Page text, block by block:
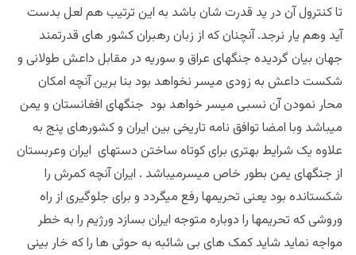
تا کنترول آن در ید قدرت شان باشد به این ترتیب هم لعل بدست
آید وهم یار نرجد. آنچنان که از زبان رهبران کشور های قدرتمند
جهان بیان گردیده جنگهای عراق و سوریه در مقابل داعش طولانی و
شکست داعش به زودی میسر نخواهد بود بنا برین آنچه امکان
محار نمودن آن نسبی میسر خواهد بود جنگهای افغانستان و یمن
میباشد وبا امضا توافق نامه تاریخی بین ایران و کشورهای پنج به
علاوه یک شرایط بهتری برای کوتاه ساختن دستهای ایران وعربستان
از جنگهای یمن بطور خاص میسرمیباشد . ایران آنچه کمرش را
شکستانده بود یعنی تحریمها رفع میگردد و برای جلوگیری از راه
وروشی که تحریمها را دوباره متوجه ایران بسازد ورژیم را به خطر
مواجه نماید شاید کمک های بی شائبه به حوثی ها را که خار بینی